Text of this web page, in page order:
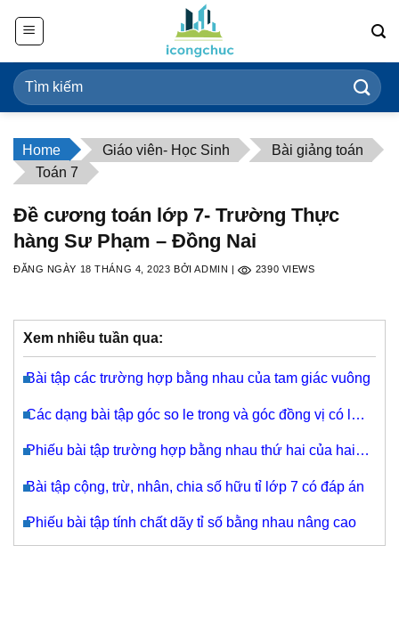
qua
dung
Home Giáo viên- Học Sinh
Bài giảng toán
Toán 7
Đề cương toán lớp 7- Trường Thực
hàng Sư Phạm – Đồng Nai
ĐĂNG NGÀY 18 THÁNG 4, 2023 BỞIADMIN 2390 VIEWS
Xem nhiều tuần qua:
Bài tập các trường hợp bằng nhau của tam giác vuông
Các dạng bài tập góc so le trong và góc đồng vị có lời
Phiếu bài tập trường hợp bằng nhau thứ hai của hai
Bài tập cộng, trừ, nhân, chia số hữu tỉ lớp 7 có đáp án
Phiếu bài tập tính chất dãy tỉ số bằng nhau nâng cao